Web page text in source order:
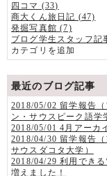
四コマ (33)
商大くん旅日記 (47)
発掘写真館 (7)
ブログ学生スタッフ記
カテゴリを追加
最近のブログ記事
2018/05/02 留学報告
ン・サウスピーク語学
2018/05/01 4月アーカ
2018/04/30 留学報告（
サウスダコタ大学）
2018/04/29 利用でき
増えました！